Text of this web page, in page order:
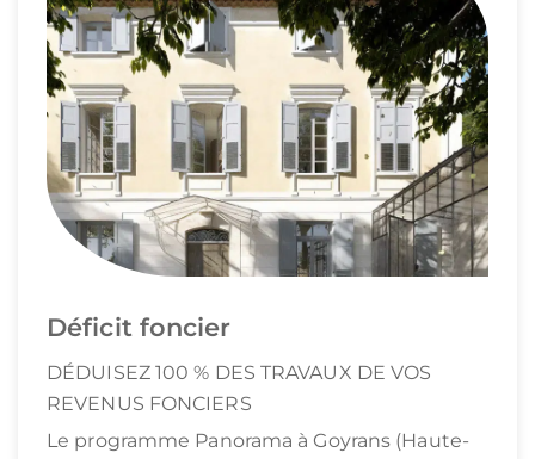
Déficit foncier
DÉDUISEZ 100 % DES TRAVAUX DE VOS
REVENUS FONCIERS
Le programme Panorama à Goyrans (Haute-